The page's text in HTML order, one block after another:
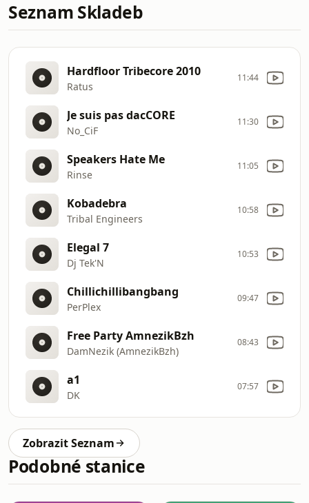
Seznam Skladeb
Hardfloor Tribecore 2010
Ratus
11:44
Je suis pas dacCORE
No_CiF
11:30
Speakers Hate Me
Rinse
11:05
Kobadebra
Tribal Engineers
10:58
Elegal 7
Dj Tek'N
10:53
Chillichillibangbang
PerPlex
09:47
Free Party AmnezikBzh
DamNezik (AmnezikBzh)
08:43
a1
DK
07:57
Zobrazit Seznam
Podobné stanice